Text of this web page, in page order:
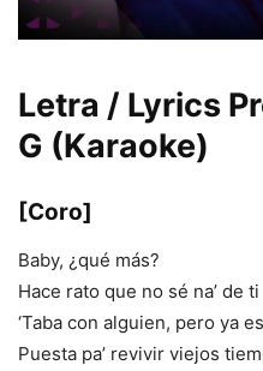
Letra / Lyrics
G (Karaoke)
[Coro]
Baby, ¿qué más?
Hace rato que no sé na’ de ti
‘Taba con alguien, pero ya
Puesta pa’ revivir viejos